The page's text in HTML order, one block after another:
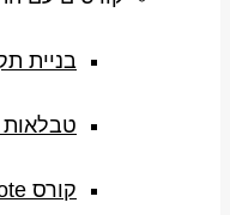
בניית
טבלאות
קורס OneNote